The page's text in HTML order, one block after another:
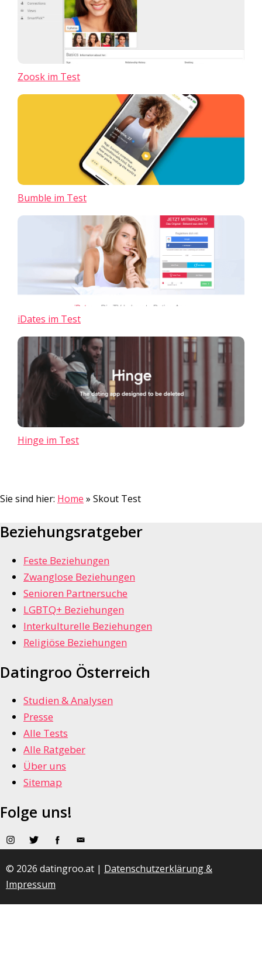
Zoosk im Test
Bumble im Test
iDates im Test
Hinge im Test
Sie sind hier: Home » Skout Test
Beziehungsratgeber
Feste Beziehungen
Zwanglose Beziehungen
Senioren Partnersuche
LGBTQ+ Beziehungen
Interkulturelle Beziehungen
Religiöse Beziehungen
Datingroo Österreich
Studien & Analysen
Presse
Alle Tests
Alle Ratgeber
Über uns
Sitemap
Folge uns!
© 2026 datingroo.at | Datenschutzerklärung &
Impressum